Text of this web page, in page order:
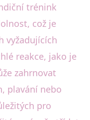
trénink
což je
vyžadujících
reakce, jako je
zahrnovat
plavání nebo
pro